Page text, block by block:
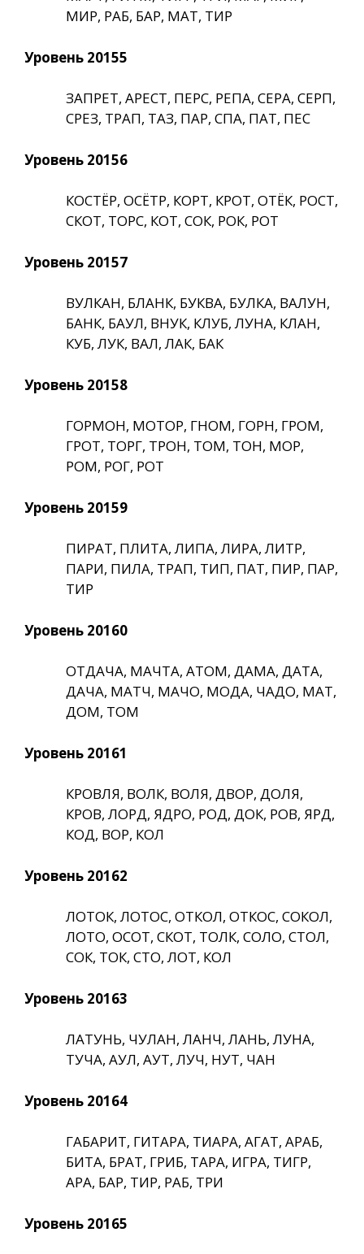
МИР, РАБ, БАР, МАТ, ТИР
Уровень 20155
ЗАПРЕТ, АРЕСТ, ПЕРС, РЕПА, СЕРА, СЕРП,
СРЕЗ, ТРАП, ТАЗ, ПАР, СПА, ПАТ, ПЕС
Уровень 20156
КОСТЁР, ОСЁТР, КОРТ, КРОТ, ОТЁК, РОСТ,
СКОТ, ТОРС, КОТ, СОК, РОК, РОТ
Уровень 20157
ВУЛКАН, БЛАНК, БУКВА, БУЛКА, ВАЛУН,
БАНК, БАУЛ, ВНУК, КЛУБ, ЛУНА, КЛАН,
КУБ, ЛУК, ВАЛ, ЛАК, БАК
Уровень 20158
ГОРМОН, МОТОР, ГНОМ, ГОРН, ГРОМ,
ГРОТ, ТОРГ, ТРОН, ТОМ, ТОН, МОР,
РОМ, РОГ, РОТ
Уровень 20159
ПИРАТ, ПЛИТА, ЛИПА, ЛИРА, ЛИТР,
ПАРИ, ПИЛА, ТРАП, ТИП, ПАТ, ПИР, ПАР,
ТИР
Уровень 20160
ОТДАЧА, МАЧТА, АТОМ, ДАМА, ДАТА,
ДАЧА, МАТЧ, МАЧО, МОДА, ЧАДО, МАТ,
ДОМ, ТОМ
Уровень 20161
КРОВЛЯ, ВОЛК, ВОЛЯ, ДВОР, ДОЛЯ,
КРОВ, ЛОРД, ЯДРО, РОД, ДОК, РОВ, ЯРД,
КОД, ВОР, КОЛ
Уровень 20162
ЛОТОК, ЛОТОС, ОТКОЛ, ОТКОС, СОКОЛ,
ЛОТО, ОСОТ, СКОТ, ТОЛК, СОЛО, СТОЛ,
СОК, ТОК, СТО, ЛОТ, КОЛ
Уровень 20163
ЛАТУНЬ, ЧУЛАН, ЛАНЧ, ЛАНЬ, ЛУНА,
ТУЧА, АУЛ, АУТ, ЛУЧ, НУТ, ЧАН
Уровень 20164
ГАБАРИТ, ГИТАРА, ТИАРА, АГАТ, АРАБ,
БИТА, БРАТ, ГРИБ, ТАРА, ИГРА, ТИГР,
АРА, БАР, ТИР, РАБ, ТРИ
Уровень 20165